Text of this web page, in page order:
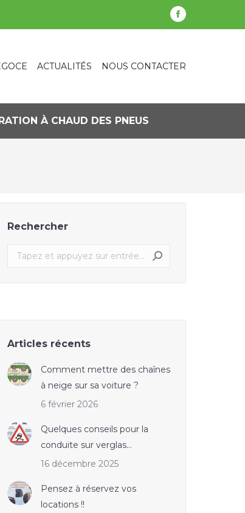
La
s'ouvre
ACTUALITÉS NOUS CONTACTER
À CHAUD DES PNEUS
Rechercher
Recherche
:
Articles récents
Comment mettre des chaînes
à neige sur sa voiture ?
6 février 2026
Quelques conseils pour la
conduite sur verglas…
16 décembre 2025
Pensez à réservez vos
locations !!